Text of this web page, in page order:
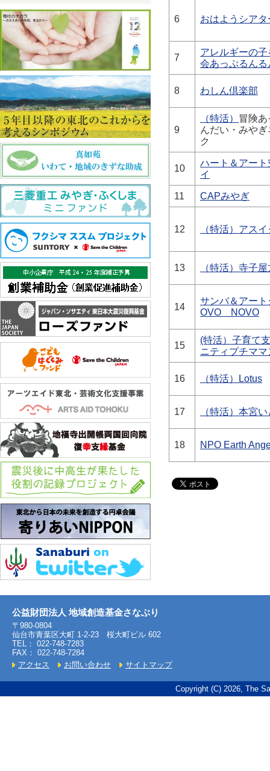
6 おはようシアタ
7
アレルギーの
会あっぷるんる
8 わしん倶楽部
9
（特活）
冒険
んだい・みや
ク
10
ハート＆アー
イ
11 CAPみやぎ
12 （特活）アスイ
13 （特活）寺子
14
サンバ＆アート
OVO NOVO
15
(特活）子育て
ニティプチママ
16 （特活）Lotus
17 （特活）本宮
18 NPO Earth
公益財団法人 地域創造基金さなぶり
〒980-0804
仙台市青葉区大町 1-2-23 桜大町ビル 602
TEL： 022-748-7283
FAX： 022-748-7284
アクセス
お問い合わせ サイトマップ
Copyright (C) 2026, The